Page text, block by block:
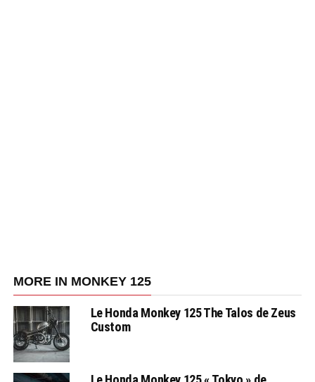
MORE IN MONKEY 125
Le Honda Monkey 125 The Talos de Zeus
Custom